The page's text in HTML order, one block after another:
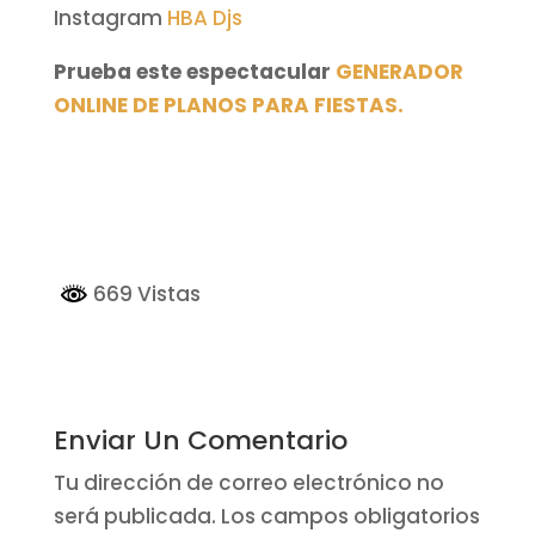
Instagram HBA Djs
Prueba este espectacular GENERADOR
ONLINE DE PLANOS PARA FIESTAS.
669 Vistas
Enviar Un Comentario
Tu dirección de correo electrónico no
será publicada. Los campos obligatorios